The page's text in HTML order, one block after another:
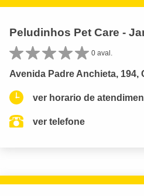
Peludinhos Pet Care -
0 aval.
Avenida Padre Anchieta, 194,
ver horario de
ver telefone